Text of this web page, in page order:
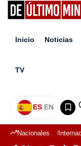
Inicio Noticias
TV
ES|EN
Nacionales